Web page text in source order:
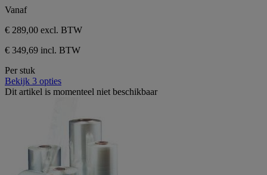
sterren.
Vanaf
€ 289,00 excl. BTW
€ 349,69 incl. BTW
Per stuk
Bekijk 3 opties
Dit artikel is momenteel niet beschikbaar